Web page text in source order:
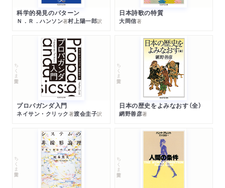
科学的発見のパターン
Ｎ．Ｒ．ハンソン著村上陽一郎訳
日本詩歌の特質
大岡信著
ちくま学芸文庫
プロパガンダ入門
ネイサン・クリック著渡会圭子訳
ちくま学芸文庫
日本の歴史をよみなおす（全）
網野善彦著
ちくま学芸文庫 ちくま学芸文庫